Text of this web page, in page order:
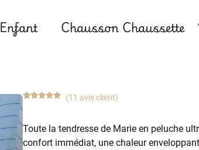
Enfant Chausson Chaussette
notations
client
(11 avis client)
Toute la tendresse de Marie en peluche
confort immédiat, une chaleur